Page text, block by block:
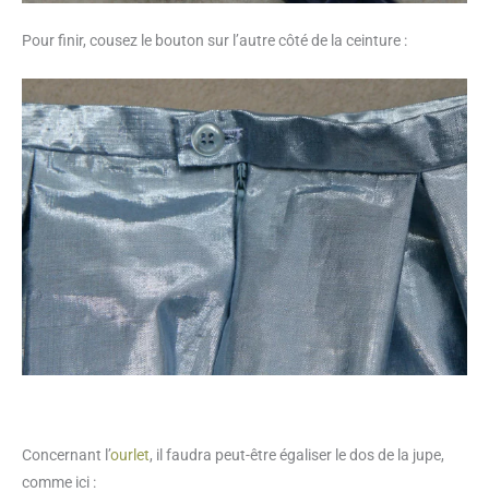
Pour finir, cousez le bouton sur l’autre côté de la ceinture :
Concernant l’ourlet, il faudra peut-être égaliser le dos de la jupe,
comme ici :